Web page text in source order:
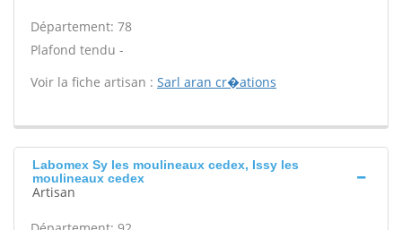
Département: 78
Plafond tendu -
Voir la fiche artisan : Sarl aran cr�ations
Labomex Sy les moulineaux cedex, Issy les
moulineaux cedex
Artisan